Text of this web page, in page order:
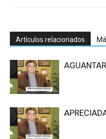
Artículos relacionados